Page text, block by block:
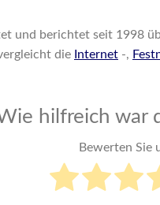
und berichtet seit 1998
die Internet -,
hilfreich war
Bewerten Sie